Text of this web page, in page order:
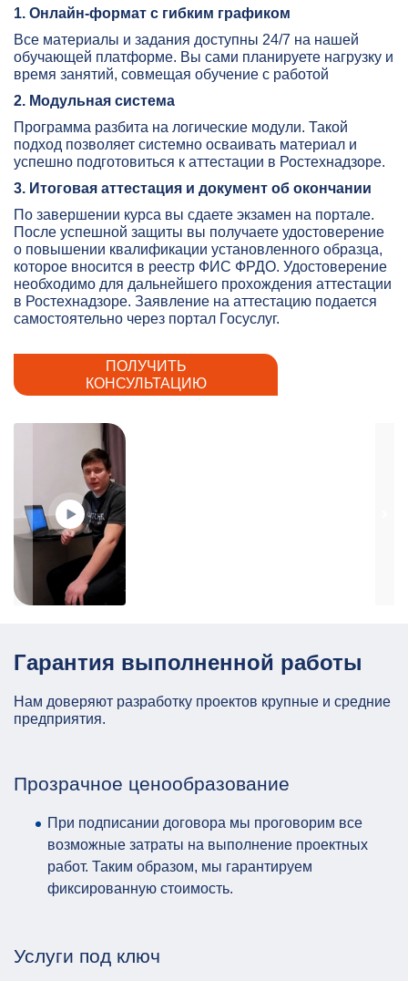
1. Онлайн-формат с гибким графиком
Все материалы и задания доступны 24/7 на нашей
обучающей платформе. Вы сами планируете нагрузку и
время занятий, совмещая обучение с работой
2. Модульная система
Программа разбита на логические модули. Такой
подход позволяет системно осваивать материал и
успешно подготовиться к аттестации в Ростехнадзоре.
3. Итоговая аттестация и документ об окончании
По завершении курса вы сдаете экзамен на портале.
После успешной защиты вы получаете удостоверение
о повышении квалификации установленного образца,
которое вносится в реестр ФИС ФРДО. Удостоверение
необходимо для дальнейшего прохождения аттестации
в Ростехнадзоре. Заявление на аттестацию подается
самостоятельно через портал Госуслуг.
ПОЛУЧИТЬ
КОНСУЛЬТАЦИЮ
Гарантия выполненной работы
Нам доверяют разработку проектов крупные и средние
предприятия.
Прозрачное ценообразование
При подписании договора мы проговорим все
возможные затраты на выполнение проектных
работ. Таким образом, мы гарантируем
фиксированную стоимость.
Услуги под ключ